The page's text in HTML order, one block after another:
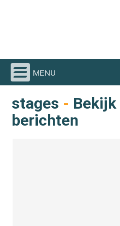
menu
stages - Bekijk
berichten